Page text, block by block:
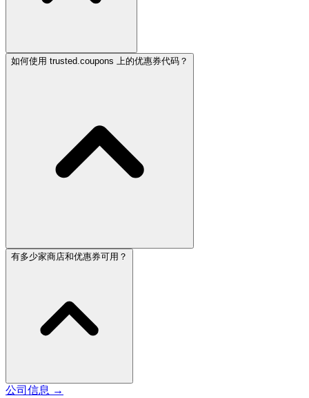
如何使用 trusted.coupons 上的优惠券代码？
有多少家商店和优惠券可用？
公司信息 →